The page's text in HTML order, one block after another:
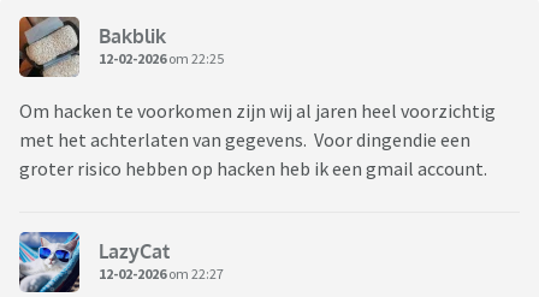
Bakblik
12-02-2026om 22:25
Om hacken te voorkomen zijn wij al jaren heel voorzichtig
met het achterlaten van gegevens. Voor dingendie een
groter risico hebben op hacken heb ik een gmail account.
LazyCat
12-02-2026om 22:27